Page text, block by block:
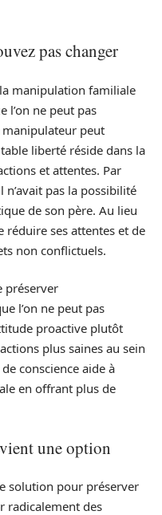
pas changer
manipulation familiale
l’on ne peut pas
manipulateur peut
liberté réside dans la
et attentes. Par
pas la possibilité
de son père. Au lieu
réduire ses attentes et de
non conflictuels.
préserver
l’on ne peut pas
proactive plutôt
plus saines au sein
conscience aide à
en offrant plus de
une option
solution pour préserver
radicalement des